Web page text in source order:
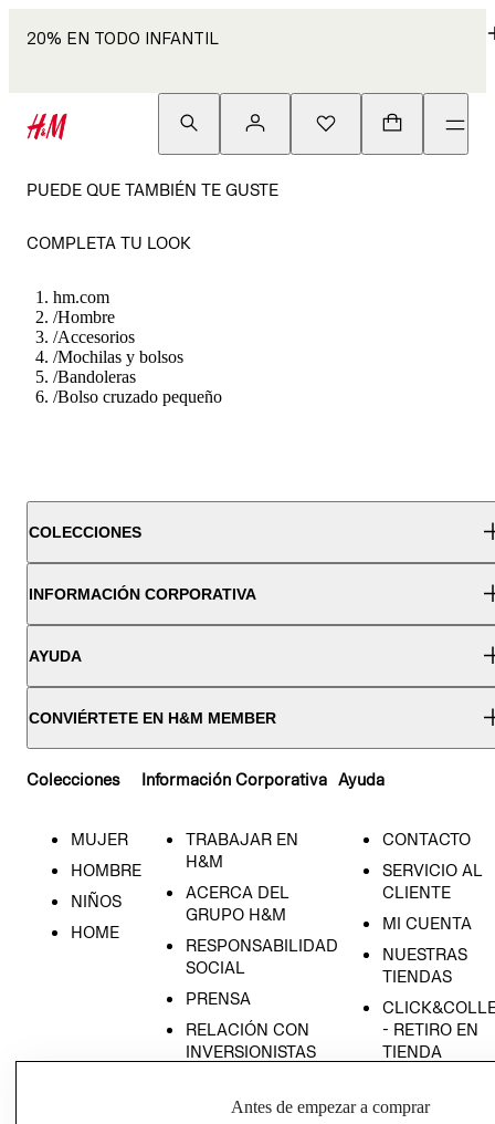
20% EN TODO INFANTIL
PUEDE QUE TAMBIÉN TE GUSTE
COMPLETA TU LOOK
hm.com
/Hombre
/Accesorios
/Mochilas y bolsos
/Bandoleras
/Bolso cruzado pequeño
COLECCIONES
INFORMACIÓN CORPORATIVA
AYUDA
CONVIÉRTETE EN H&M MEMBER
Colecciones
MUJER
HOMBRE
NIÑOS
HOME
Información Corporativa
TRABAJAR EN
H&M
ACERCA DEL
GRUPO H&M
RESPONSABILIDAD
SOCIAL
PRENSA
RELACIÓN CON
INVERSIONISTAS
EMPRESARIAL
Ayuda
CONTACTO
SERVICIO AL
CLIENTE
MI CUENTA
NUESTRAS
TIENDAS
- RETIRO EN
TIENDA
CONDICIONES
Antes de empezar a comprar